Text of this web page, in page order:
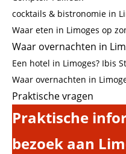
cocktails & bistronomie in
Waar eten in Limoges op
Waar overnachten in
Een hotel in Limoges? Ibis
Waar overnachten in
Praktische vragen
Praktische
bezoek aan